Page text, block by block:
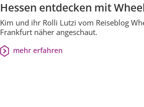
Hessen entdecken mit
Kim und ihr Rolli Lutzi vom Reiseblog
Frankfurt näher angeschaut.
mehr erfahren